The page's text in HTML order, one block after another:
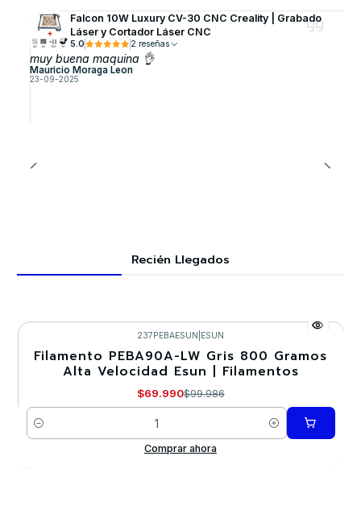
Falcon 10W Luxury CV-30 CNC Creality | Grabado
Láser y Cortador Láser CNC
5.0 2 reseñas
muy buena maquina 👌
Mauricio Moraga Leon
23-09-2025
Recién Llegados
-30%
237PEBAESUN ESUN
Filamento PEBA90A-LW Gris 800 Gramos
Alta Velocidad Esun | Filamentos
$69.990$99.986
Cantidad
Comprar ahora